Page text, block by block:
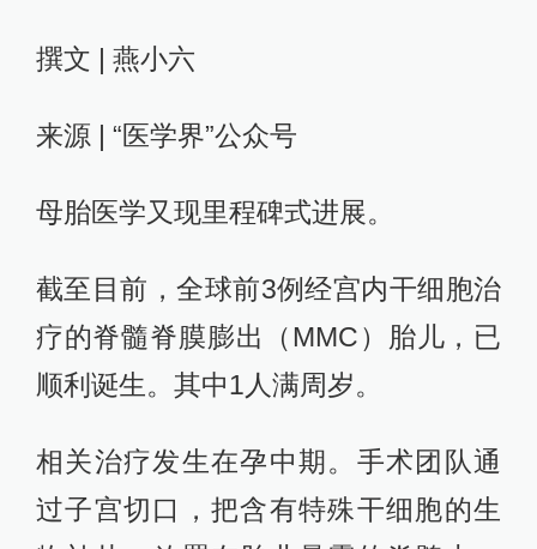
撰文 | 燕小六
来源 | “医学界”公众号
母胎医学又现里程碑式进展。
截至目前，全球前3例经宫内干细胞治
疗的脊髓脊膜膨出（MMC）胎儿，已
顺利诞生。其中1人满周岁。
相关治疗发生在孕中期。手术团队通
过子宫切口，把含有特殊干细胞的生